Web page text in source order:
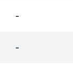
-
-